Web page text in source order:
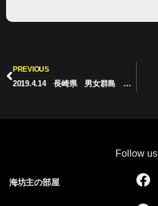
Prev
PREVIOUS
2019.4.14 長崎県 男女群島 木村商グループ例会
Follow us
海坊主の部屋
F